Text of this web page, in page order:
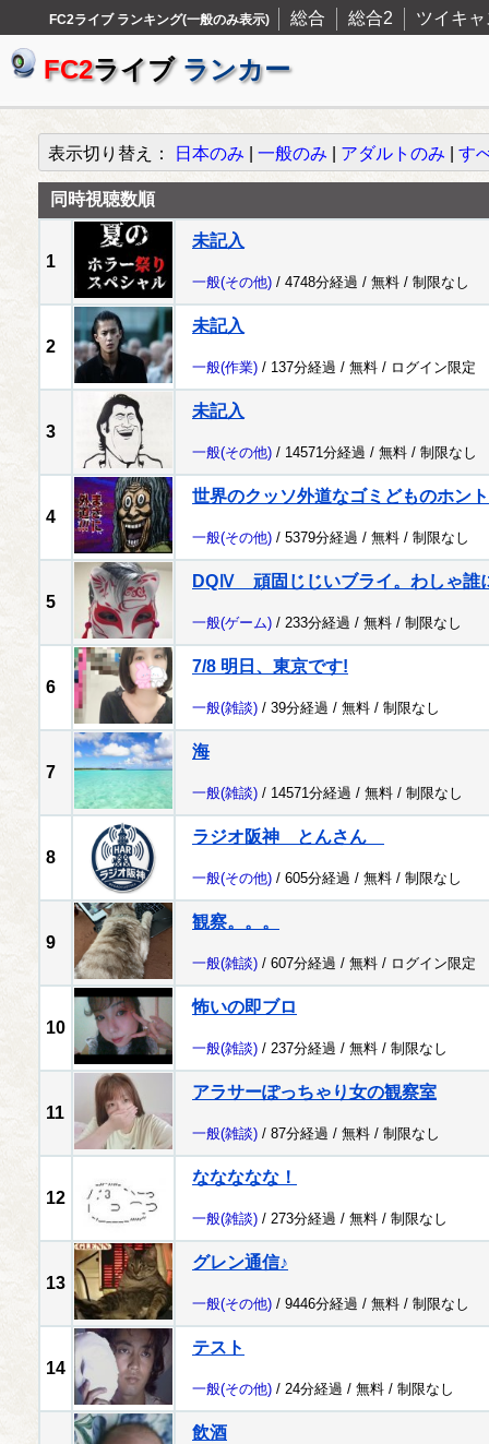
FC2ライブ ランキング(一般のみ表示) 総合 総合2 ツイキャ
FC2ライブ ランカー
表示切り替え： 日本のみ 一般のみ アダルトのみ す
同時視聴数順
1
未記入
一般(その他) / 4748分経過 / 無料 / 制限なし
2
未記入
一般(作業) / 137分経過 / 無料 / ログイン限定
3
未記入
一般(その他) / 14571分経過 / 無料 / 制限なし
4
世界のクッソ外道なゴミどものホン
一般(その他) / 5379分経過 / 無料 / 制限なし
5
DQⅣ 頑固じじいブライ。わしゃ誰
一般(ゲーム) / 233分経過 / 無料 / 制限なし
6
7/8 明日、東京です!
一般(雑談) / 39分経過 / 無料 / 制限なし
7
海
一般(雑談) / 14571分経過 / 無料 / 制限なし
8
ラジオ阪神 とんさん
一般(その他) / 605分経過 / 無料 / 制限なし
9
観察。。。
一般(雑談) / 607分経過 / 無料 / ログイン限定
10
怖いの即ブロ
一般(雑談) / 237分経過 / 無料 / 制限なし
11
アラサーぽっちゃり女の観察室
一般(雑談) / 87分経過 / 無料 / 制限なし
12
ななななな！
一般(雑談) / 273分経過 / 無料 / 制限なし
13
グレン通信♪
一般(その他) / 9446分経過 / 無料 / 制限なし
14
テスト
一般(その他) / 24分経過 / 無料 / 制限なし
飲酒